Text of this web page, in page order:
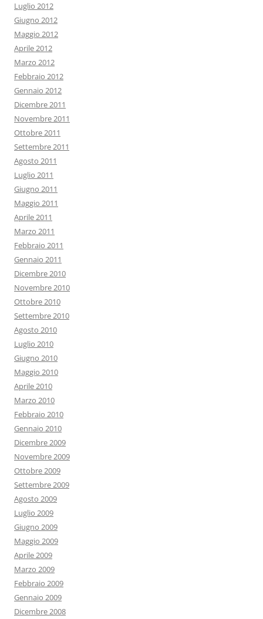
Luglio 2012
Giugno 2012
Maggio 2012
Aprile 2012
Marzo 2012
Febbraio 2012
Gennaio 2012
Dicembre 2011
Novembre 2011
Ottobre 2011
Settembre 2011
Agosto 2011
Luglio 2011
Giugno 2011
Maggio 2011
Aprile 2011
Marzo 2011
Febbraio 2011
Gennaio 2011
Dicembre 2010
Novembre 2010
Ottobre 2010
Settembre 2010
Agosto 2010
Luglio 2010
Giugno 2010
Maggio 2010
Aprile 2010
Marzo 2010
Febbraio 2010
Gennaio 2010
Dicembre 2009
Novembre 2009
Ottobre 2009
Settembre 2009
Agosto 2009
Luglio 2009
Giugno 2009
Maggio 2009
Aprile 2009
Marzo 2009
Febbraio 2009
Gennaio 2009
Dicembre 2008